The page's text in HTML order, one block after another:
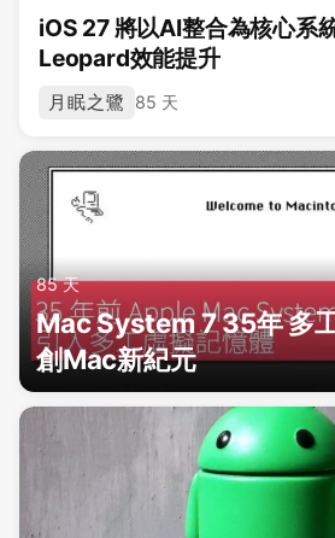
iOS 27 將以AI整合為核心系
Leopard效能提升
月眠之鷺 85 天
85 天
Mac System 7 35年 多
創Mac新紀元